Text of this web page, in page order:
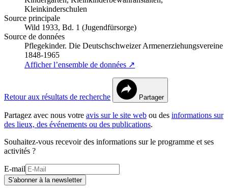
Kleinkinderschulen
Source principale
Wild 1933, Bd. 1 (Jugendfürsorge)
Source de données
Pflegekinder. Die Deutschschweizer Armenerziehungsvereine
1848-1965
Afficher l’ensemble de données ↗
Retour aux résultats de recherche Partager
Partagez avec nous votre avis sur le site web ou des informations sur
des lieux, des événements ou des publications.
Souhaitez-vous recevoir des informations sur le programme et ses
activités ?
E-mail
S'abonner à la newsletter